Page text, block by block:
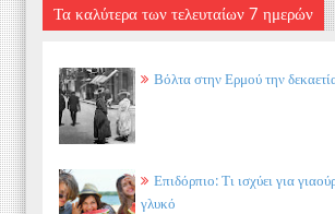
Τα καλύτερα των τελευταίων 7 ημερών
Βόλτα στην Ερμού την
Επιδόρπιο: Τι ισχύει για
γλυκό